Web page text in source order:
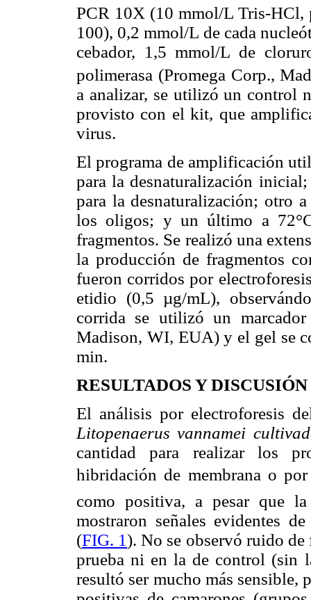
PCR 10X (10 mmol/L Tris-
100), 0,2 mmol/L de cada
cebador, 1,5 mmol/L de
polimerasa (Promega Corp.,
a analizar, se utilizó un control
provisto con el kit, que
virus.
El programa de amplificación
para la desnaturalización
para la desnaturalización; otro
los oligos; y un último a
fragmentos. Se realizó una
la producción de fragmentos
fueron corridos por
etidio (0,5 µg/mL),
corrida se utilizó un
Madison, WI, EUA) y el gel se
min.
RESULTADOS Y DISCUSIÓN
El análisis por electroforesis
Litopenaerus vannamei
cantidad para realizar los
hibridación de membrana o
como positiva, a pesar que
mostraron señales evidentes
(FIG. 1). No se observó ruido
prueba ni en la de control (sin
resultó ser mucho más sensible,